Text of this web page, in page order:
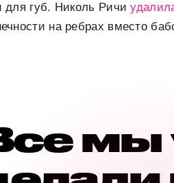
для губ. Николь Ричи
на ребрах вместо
мы